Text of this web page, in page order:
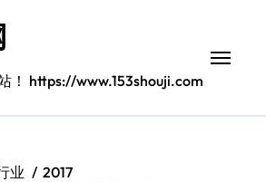
！ https://www.153shouji.com
业
2017